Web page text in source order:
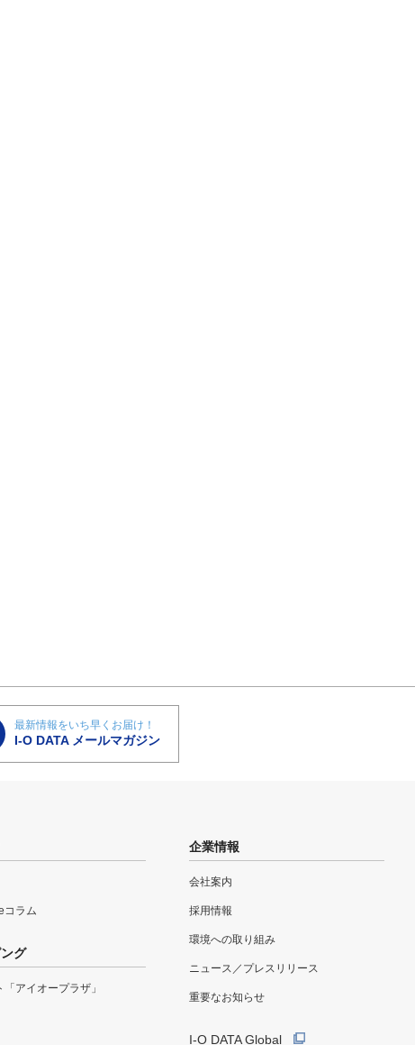
最新情報をいち早くお届け！
I-O DATA メールマガジン
コラム
グ
アイオープラザ」
企業情報
会社案内
採用情報
環境への取り組み
ニュース／プレスリリース
重要なお知らせ
I-O DATA Global